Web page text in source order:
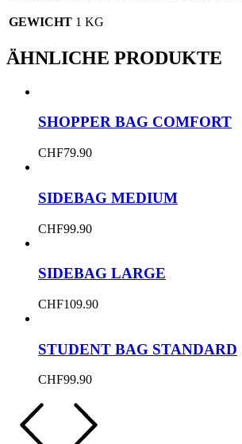
GEWICHT 1 KG
ÄHNLICHE PRODUKTE
SHOPPER BAG COMFORT
CHF79.90
SIDEBAG MEDIUM
CHF99.90
SIDEBAG LARGE
CHF109.90
STUDENT BAG STANDARD
CHF99.90